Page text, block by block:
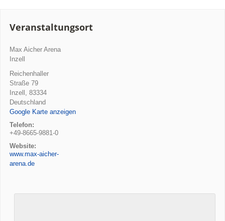
Veranstaltungsort
Max Aicher Arena
Inzell
Reichenhaller
Straße 79
Inzell , 83334
Deutschland
Google Karte anzeigen
Telefon:
+49-8665-9881-0
Website:
www.max-aicher-
arena.de